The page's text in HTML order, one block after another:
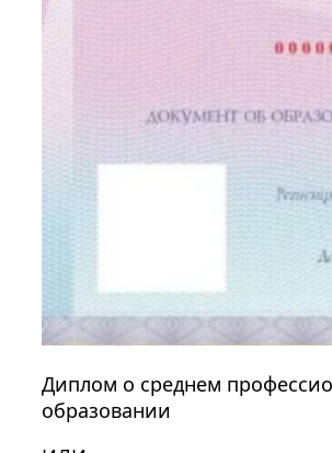
Диплом о среднем
образовании